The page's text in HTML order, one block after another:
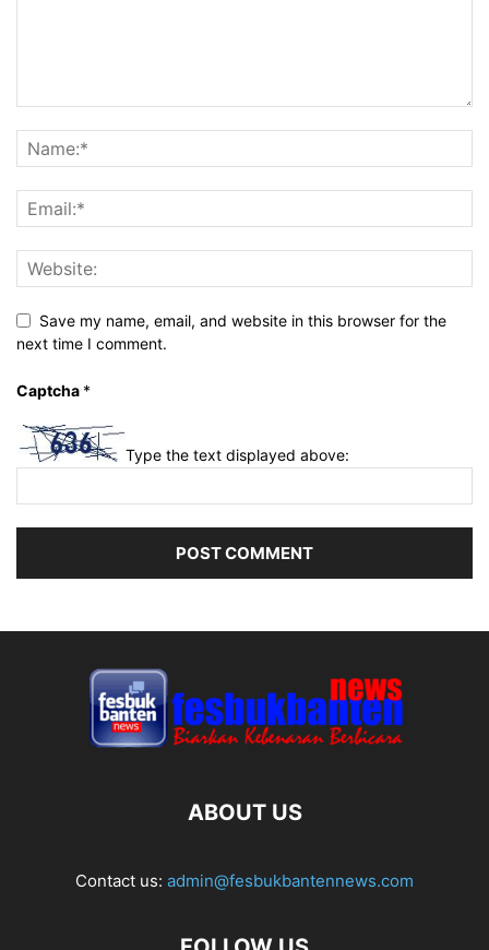
Save my name, email, and website in this browser for the
next time I comment.
Captcha *
Type the text displayed above:
ABOUT US
Contact us: admin@fesbukbantennews.com